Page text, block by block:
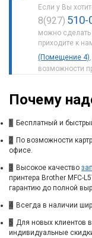
Если у Вы
8(927) 510-
можно сделать
приходите к
(Помещение 4)
возможности
Почему
1 Бесплатный и
2 По возможности
офисе.
3 Высокое качество
принтера Brother MFC-
гарантию до полной
4 Всегда в наличии
5 Для новых клиентов
индивидуальные